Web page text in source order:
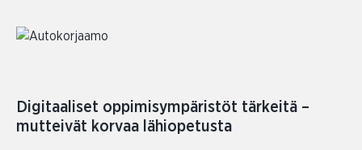
Digitaaliset oppimisympäristöt tärkeitä –
mutteivät korvaa lähiopetusta